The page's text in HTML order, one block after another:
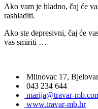
Ako vam je hladno, čaj će
rashladiti.
Ako ste depresivni, čaj će
vas smiriti …
Mlinovac 17, Bjelovar
043 234 644
marija@travar-
www.travar-mb.hr